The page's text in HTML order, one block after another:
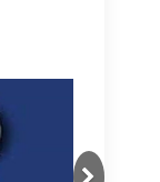
Previous